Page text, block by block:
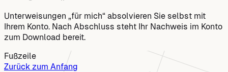
Unterweisungen „für mich“ absolvieren Sie selbst mit
Ihrem Konto. Nach Abschluss steht Ihr Nachweis im Konto
zum Download bereit.
Fußzeile
Zurück zum Anfang